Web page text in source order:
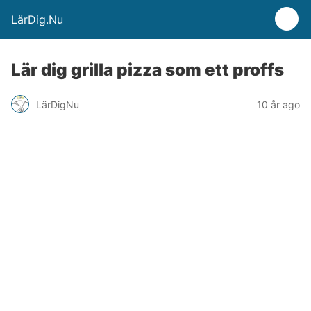
LärDig.Nu
Lär dig grilla pizza som ett proffs
LärDigNu 10 år ago